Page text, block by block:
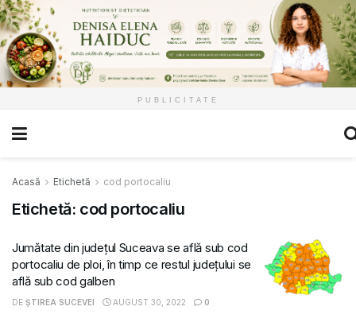
PUBLICITATE
Acasă Etichetă cod portocaliu
Etichetă: cod portocaliu
Jumătate din județul Suceava se află sub cod
portocaliu de ploi, în timp ce restul județului se
află sub cod galben
DE ȘTIREA SUCEVEI AUGUST 30, 2022 0